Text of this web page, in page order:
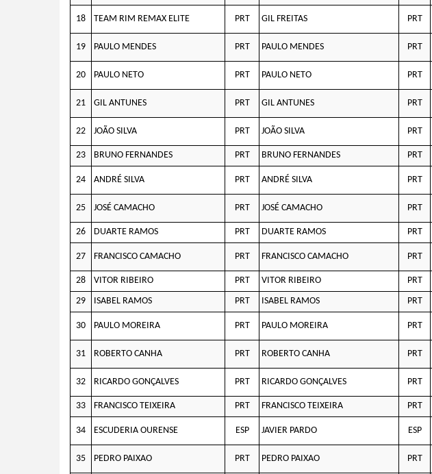
18 TEAM RIM REMAX ELITE PRT GIL FREITAS PRT
19 PAULO MENDES PRT PAULO MENDES PRT
20 PAULO NETO PRT PAULO NETO PRT
21 GIL ANTUNES PRT GIL ANTUNES PRT
22 JOÃO SILVA PRT JOÃO SILVA PRT
23 BRUNO FERNANDES PRT BRUNO FERNANDES PRT
24 ANDRÉ SILVA PRT ANDRÉ SILVA PRT
25 JOSÉ CAMACHO PRT JOSÉ CAMACHO PRT
26 DUARTE RAMOS PRT DUARTE RAMOS PRT
27 FRANCISCO CAMACHO PRT FRANCISCO CAMACHO PRT
28 VITOR RIBEIRO PRT VITOR RIBEIRO PRT
29
ISABEL RAMOS PRT ISABEL RAMOS PRT
30 PAULO MOREIRA PRT PAULO MOREIRA PRT
31 ROBERTO CANHA PRT ROBERTO CANHA PRT
32 RICARDO GONÇALVES PRT RICARDO GONÇALVES PRT
33 FRANCISCO TEIXEIRA PRT FRANCISCO TEIXEIRA PRT
34 ESCUDERIA OURENSE ESP JAVIER PARDO ESP
35 PEDRO PAIXAO PRT PEDRO PAIXAO PRT